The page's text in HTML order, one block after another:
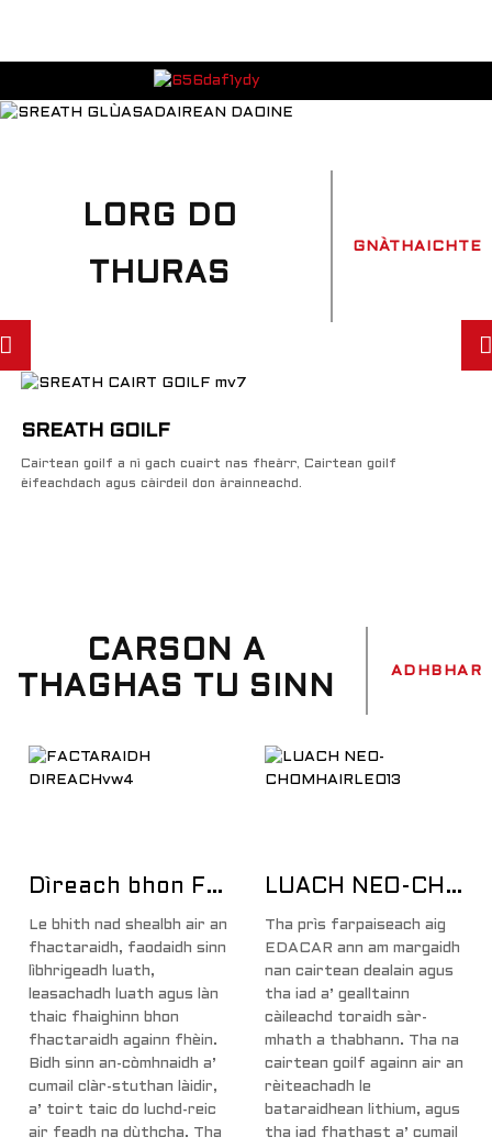
LORG DO
THURAS
GNÀTHAICHTE
SREATH GOILF
Cairtean goilf a nì gach cuairt nas fheàrr, Cairtean goilf
èifeachdach agus càirdeil don àrainneachd.
CARSON A
THAGHAS TU SINN
ADHBHAR
Dìreach bhon Fhactaraidh
Le bhith nad shealbh air an
fhactaraidh, faodaidh sinn
lìbhrigeadh luath,
leasachadh luath agus làn
thaic fhaighinn bhon
fhactaraidh againn fhèin.
Bidh sinn an-còmhnaidh a’
cumail clàr-stuthan làidir,
a’ toirt taic do luchd-reic
air feadh na dùthcha. Tha
LUACH NEO-CHOMHAIRLE
Tha prìs farpaiseach aig
EDACAR ann am margaidh
nan cairtean dealain agus
tha iad a’ gealltainn
càileachd toraidh sàr-
mhath a thabhann. Tha na
cairtean goilf againn air an
rèiteachadh le
bataraidhean lithium, agus
tha iad fhathast a’ cumail